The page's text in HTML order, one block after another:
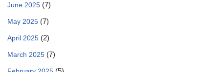
June 2025 (7)
May 2025 (7)
April 2025 (2)
March 2025 (7)